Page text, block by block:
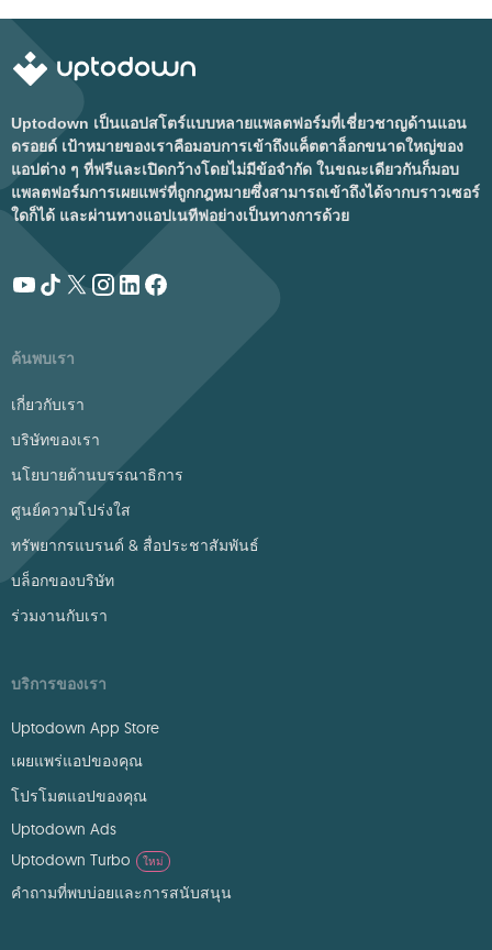
Uptodown เป็นแอปสโตร์แบบหลายแพลตฟอร์มที่เชี่ยวชาญด้านแอน
ดรอยด์ เป้าหมายของเราคือมอบการเข้าถึงแค็ตตาล็อกขนาดใหญ่ของ
แอปต่าง ๆ ที่ฟรีและเปิดกว้างโดยไม่มีข้อจำกัด ในขณะเดียวกันก็มอบ
แพลตฟอร์มการเผยแพร่ที่ถูกกฎหมายซึ่งสามารถเข้าถึงได้จากบราวเซอร์
ใดก็ได้ และผ่านทางแอปเนทีฟอย่างเป็นทางการด้วย
ค้นพบเรา
เกี่ยวกับเรา
บริษัทของเรา
นโยบายด้านบรรณาธิการ
ศูนย์ความโปร่งใส
ทรัพยากรแบรนด์ & สื่อประชาสัมพันธ์
บล็อกของบริษัท
ร่วมงานกับเรา
บริการของเรา
Uptodown App Store
เผยแพร่แอปของคุณ
โปรโมตแอปของคุณ
Uptodown Ads
Uptodown Turbo
ใหม่
คำถามที่พบบ่อยและการสนับสนุน